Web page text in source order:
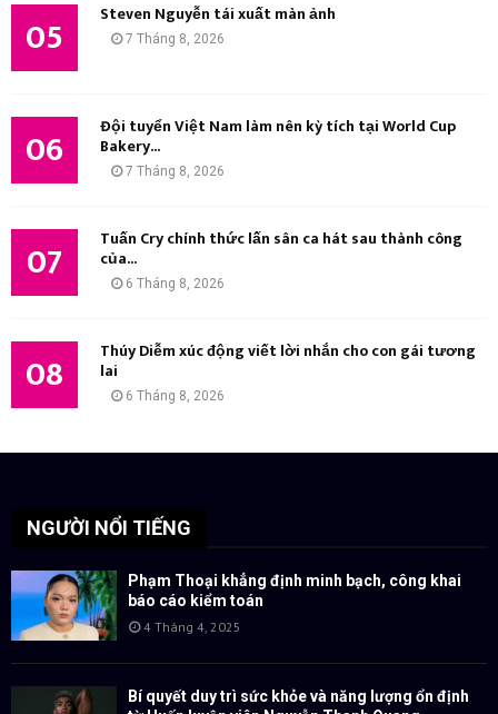
05 Steven Nguyễn tái xuất màn ảnh
7 Tháng 8, 2026
06 Đội tuyển Việt Nam làm nên kỳ tích tại World Cup
Bakery...
7 Tháng 8, 2026
07 Tuấn Cry chính thức lấn sân ca hát sau thành công
của...
6 Tháng 8, 2026
08 Thúy Diễm xúc động viết lời nhắn cho con gái tương
lai
6 Tháng 8, 2026
NGƯỜI NỔI TIẾNG
Phạm Thoại khẳng định minh bạch, công khai
báo cáo kiểm toán
4 Tháng 4, 2025
Bí quyết duy trì sức khỏe và năng lượng ổn định